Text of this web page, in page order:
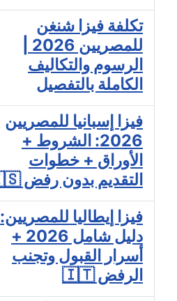
تكلفة فيزا شنغن
الرسوم والتكاليف
الكاملة بالتفصيل
فيزا إسبانيا للمصريين
2026: الشروط +
الأوراق + خطوات
التقديم بدون رفض 🇪🇸
فيزا إيطاليا للمصريين:
دليل شامل 2026 +
أسرار القبول وتجنب
الرفض 🇮🇹